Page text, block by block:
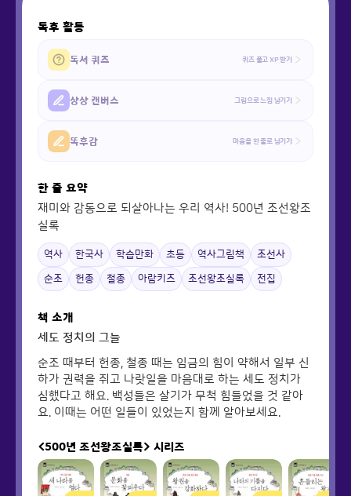
독후 활동
독서 퀴즈 퀴즈 풀고 XP 받기
상상 캔버스 그림으로 느낌 남기기
똑후감 마음을 한 줄로 남기기
한 줄 요약
재미와 감동으로 되살아나는 우리 역사! 500년 조선왕조
실록
역사 한국사 학습만화 초등 역사그림책 조선사
순조 헌종 철종 아람키즈 조선왕조실록 전집
책 소개
세도 정치의 그늘
순조 때부터 헌종, 철종 때는 임금의 힘이 약해서 일부 신
하가 권력을 쥐고 나랏일을 마음대로 하는 세도 정치가
심했다고 해요. 백성들은 살기가 무척 힘들었을 것 같아
요. 이때는 어떤 일들이 있었는지 함께 알아보세요.
<500년 조선왕조실록> 시리즈